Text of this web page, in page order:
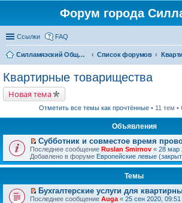
Форум города
Ссылки FAQ
Силламяэский Общественный Новостной портал Список форумов
Квартирные товарищества
Новая тема
Отметить все темы как прочтённые • 11 тем
Объявления
П
е
р
е
т
и
к
Субботник и совместое время
Последнее сообщение Ruslan Smirnov « 28 мар
Добавлено в форуме Европейские левые
Темы
П
Бухгалтерские услуги для
Последнее сообщение Auga « 25 сен 2020, 09:51